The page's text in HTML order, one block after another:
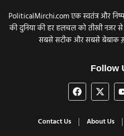
PoliticalMirchi.com एक स्वतंत्र और
की दुनिया की हर हलचल को तीखी
सबसे सटीक और सबसे बेबाक
Follow
Contact Us About Us